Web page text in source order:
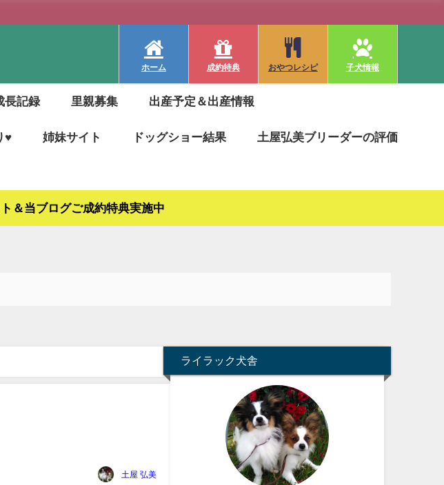
ホーム 成約特典 おやつレシピ 子犬情報
長記録 里親募集 出産予定＆出産情報
♥ 姉妹サイト ドッグショー結果 土屋弘美ブリーダーの評価
＆当ブログご成約特典実施中
土屋 弘美
ライラック犬舎